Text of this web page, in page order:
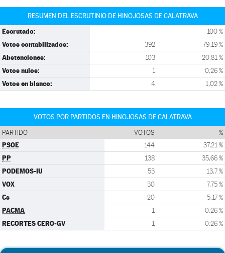
RESUMEN DEL ESCRUTINIO DE HINOJOSAS DE CALATRAVA
Escrutado: 100 %
Votos contabilizados: 392 79,19 %
Abstenciones: 103 20,81 %
Votos nulos: 1 0,26 %
Votos en blanco: 4 1,02 %
VOTOS POR PARTIDOS EN HINOJOSAS DE CALATRAVA
PARTIDO VOTOS %
PSOE 144 37,21 %
PP 138 35,66 %
PODEMOS-IU 53 13,7 %
VOX 30 7,75 %
Cs 20 5,17 %
PACMA 1 0,26 %
RECORTES CERO-GV 1 0,26 %